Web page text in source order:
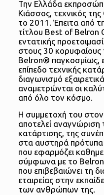
Την Ελλάδα
Κιάσσος, τεχνικός
το 2011. Έπειτα από
τίτλου Best of Belron
εντατικής
στους 30 κορυφαίους
Belron® παγκοσμίως,
επίπεδο τεχνικής
διαγωνισμό
αναμετρώνται οι
από όλο τον κόσμο.
Η συμμετοχή του στον
αποτελεί αναγνώριση
κατάρτισης, της
στα αυστηρά πρότυπα
που εφαρμόζει
σύμφωνα με το
που επιβεβαιώνει τη
εταιρείας στην
των ανθρώπων της.